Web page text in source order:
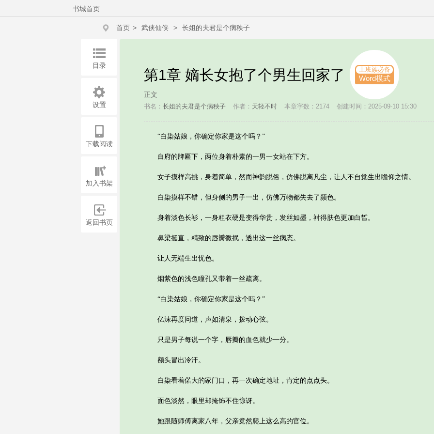
书城首页
首页 > 武侠仙侠 > 长姐的夫君是个病秧子
第1章 嫡长女抱了个男生回家了 上班族必备
Word模式
正文
书名： 长姐的夫君是个病秧子 作者： 天轻不时 本章字数：2174 创建时间：2025-09-10 15:30
“白染姑娘，你确定你家是这个吗？”
白府的牌匾下，两位身着朴素的一男一女站在下方。
女子摸样高挑，身着简单，然而神韵脱俗，仿佛脱离凡尘，让人不自觉生出瞻仰之情。
白染摸样不错，但身侧的男子一出，仿佛万物都失去了颜色。
身着淡色长衫，一身粗衣硬是变得华贵，发丝如墨，衬得肤色更加白皙。
鼻梁挺直，精致的唇瓣微抿，透出这一丝病态。
让人无端生出忧色。
烟紫色的浅色瞳孔又带着一丝疏离。
“白染姑娘，你确定你家是这个吗？”
亿涑再度问道，声如清泉，拨动心弦。
只是男子每说一个字，唇瓣的血色就少一分。
额头冒出冷汗。
白染看着偌大的家门口，再一次确定地址，肯定的点点头。
面色淡然，眼里却掩饰不住惊讶。
她跟随师傅离家八年，父亲竟然爬上这么高的官位。
目录
设置
下载阅读
加入书架
返回书页